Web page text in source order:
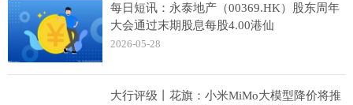
每日短讯：永泰地产（00369.HK）股东周年
大会通过末期股息每股4.00港仙
2026-05-28
大行评级丨花旗：小米MiMo大模型降价将推